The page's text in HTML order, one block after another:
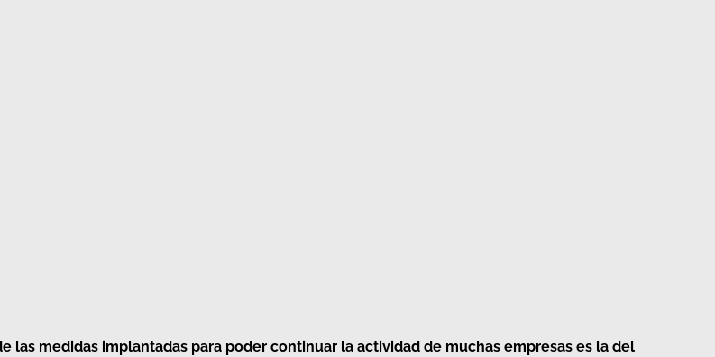
las medidas implantadas para poder continuar la actividad de muchas empresas es la del